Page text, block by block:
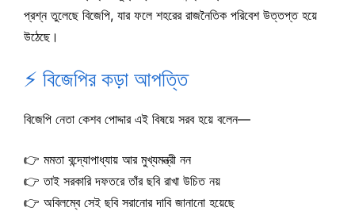
প্রশ্ন তুলেছে বিজেপি, যার ফলে শহরের রাজনৈতিক পরিবেশ উত্তপ্ত হয়ে
উঠেছে।
⚡ বিজেপির কড়া আপত্তি
বিজেপি নেতা কেশব পোদ্দার এই বিষয়ে সরব হয়ে বলেন—
👉 মমতা বন্দ্যোপাধ্যায় আর মুখ্যমন্ত্রী নন
👉 তাই সরকারি দফতরে তাঁর ছবি রাখা উচিত নয়
👉 অবিলম্বে সেই ছবি সরানোর দাবি জানানো হয়েছে